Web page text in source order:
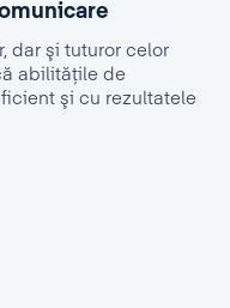
dar şi tuturor celor
abilităţile de
şi cu rezultatele